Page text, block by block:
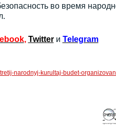
во время
, Twitter и Telegram
narodnyj-kurultaj-budet-